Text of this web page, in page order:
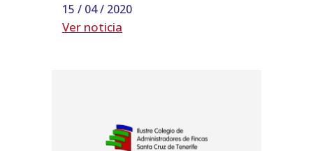
15 / 04 / 2020
Ver noticia